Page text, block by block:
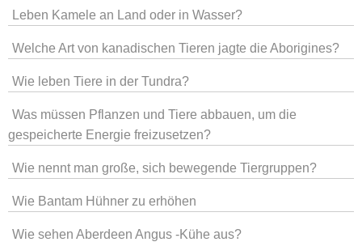
Leben Kamele an Land oder in Wasser?
Welche Art von kanadischen Tieren jagte die Aborigines?
Wie leben Tiere in der Tundra?
Was müssen Pflanzen und Tiere abbauen, um die
gespeicherte Energie freizusetzen?
Wie nennt man große, sich bewegende Tiergruppen?
Wie Bantam Hühner zu erhöhen
Wie sehen Aberdeen Angus -Kühe aus?